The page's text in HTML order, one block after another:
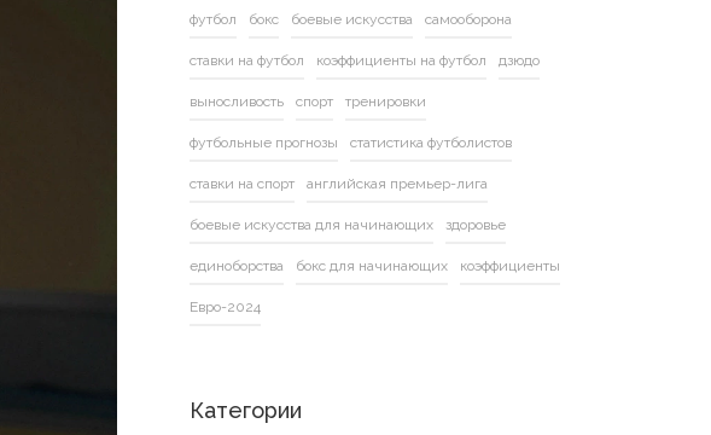
футбол бокс боевые искусства самооборона
ставки на футбол коэффициенты на футбол дзюдо
выносливость спорт тренировки
футбольные прогнозы статистика футболистов
ставки на спорт английская премьер-лига
боевые искусства для начинающих здоровье
единоборства бокс для начинающих коэффициенты
Евро-2024
Категории